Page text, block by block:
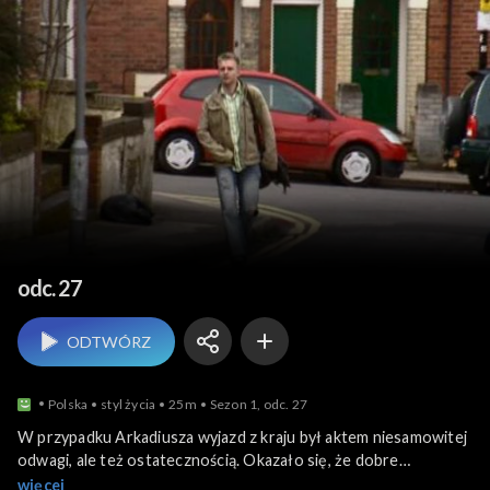
Wyjechani
odc. 27
ODTWÓRZ
Polska styl życia 25m Sezon 1, odc. 27
W przypadku Arkadiusza wyjazd z kraju był aktem niesamowitej
odwagi, ale też ostatecznością. Okazało się, że dobre
wykształcenie, doświadczenie zawodowe i pracowitość to za
więcej